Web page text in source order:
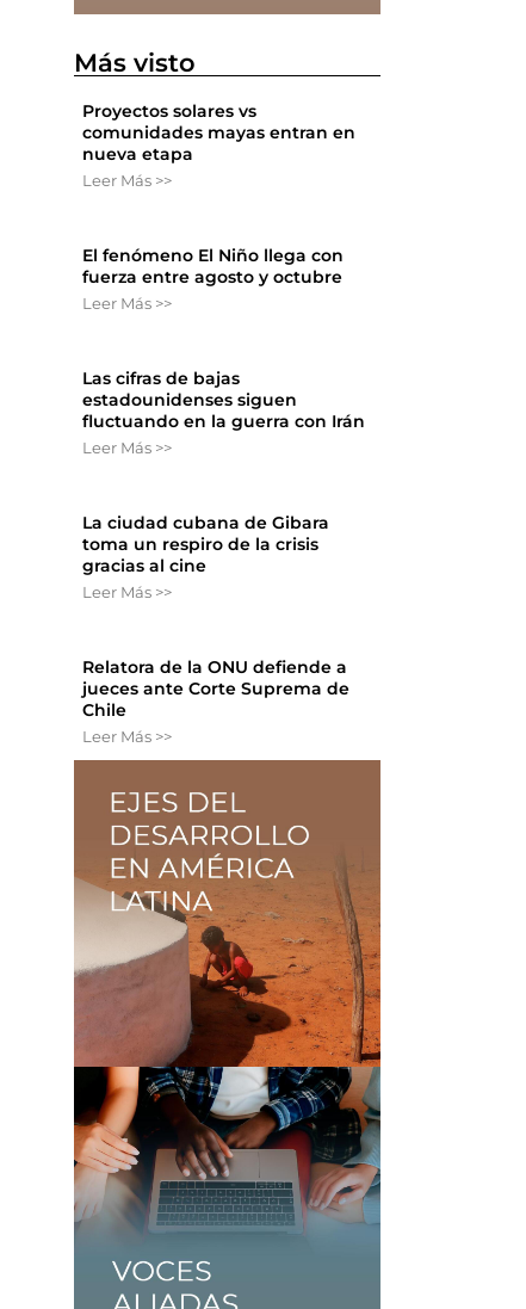
Más visto
Proyectos solares vs
comunidades mayas entran en
nueva etapa
Leer Más >>
El fenómeno El Niño llega con
fuerza entre agosto y octubre
Leer Más >>
Las cifras de bajas
estadounidenses siguen
fluctuando en la guerra con Irán
Leer Más >>
La ciudad cubana de Gibara
toma un respiro de la crisis
gracias al cine
Leer Más >>
Relatora de la ONU defiende a
jueces ante Corte Suprema de
Chile
Leer Más >>